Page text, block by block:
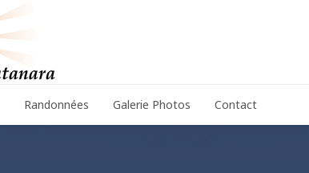
Randonnées Galerie Photos Contact